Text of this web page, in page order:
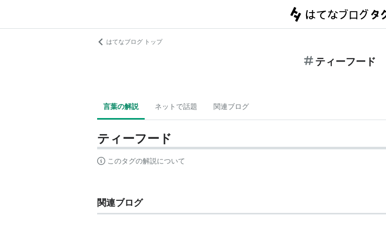
はてなブログ トップ
ティーフード
言葉の解説 ネットで話題 関連ブログ
ティーフード
このタグの解説について
関連ブログ